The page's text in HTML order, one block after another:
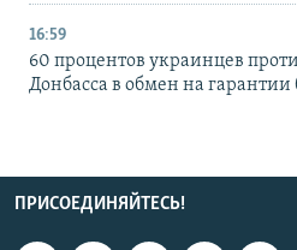
16:59
60 процентов украинцев
Донбасса в обмен на гарантии
ПРИСОЕДИНЯЙТЕСЬ!